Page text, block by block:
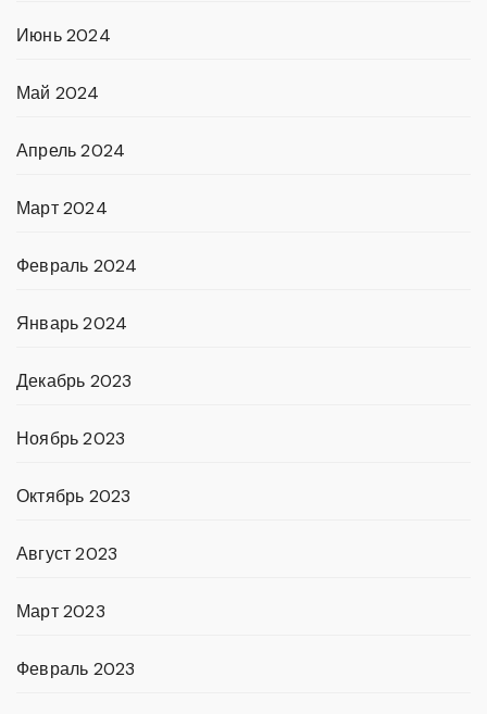
Июнь 2024
Май 2024
Апрель 2024
Март 2024
Февраль 2024
Январь 2024
Декабрь 2023
Ноябрь 2023
Октябрь 2023
Август 2023
Март 2023
Февраль 2023